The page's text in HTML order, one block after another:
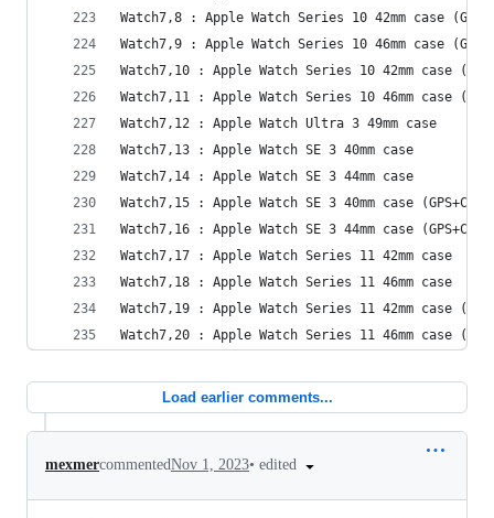
Watch7,8 : Apple Watch Series 10 42mm case (GPS)
Watch7,9 : Apple Watch Series 10 46mm case (GPS)
Watch7,10 : Apple Watch Series 10 42mm case
Watch7,11 : Apple Watch Series 10 46mm case
Watch7,12 : Apple Watch Ultra 3 49mm case
Watch7,13 : Apple Watch SE 3 40mm case
Watch7,14 : Apple Watch SE 3 44mm case
Watch7,15 : Apple Watch SE 3 40mm case
Watch7,16 : Apple Watch SE 3 44mm case
Watch7,17 : Apple Watch Series 11 42mm case
Watch7,18 : Apple Watch Series 11 46mm case
Watch7,19 : Apple Watch Series 11 42mm case
Watch7,20 : Apple Watch Series 11 46mm case
Load earlier comments...
mexmercommentedNov 1, 2023• edited